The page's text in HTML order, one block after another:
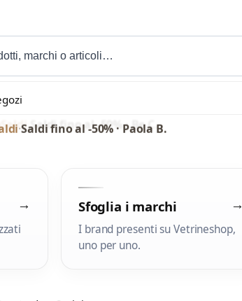
·Saldi fino al -50% · Paola B.
→ Sfoglia i marchi →
I brand presenti su Vetrineshop,
uno per uno.